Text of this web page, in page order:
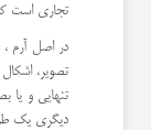
تجاری است
در اصل آرم
تصویر،
تنهایی و یا
دیگری یک